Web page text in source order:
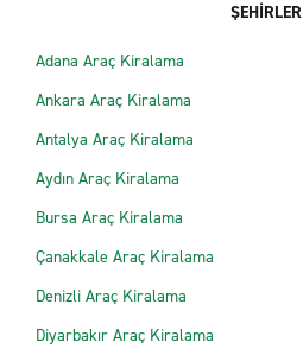
ŞEHİRLER
Adana Araç Kiralama
Ankara Araç Kiralama
Antalya Araç Kiralama
Aydın Araç Kiralama
Bursa Araç Kiralama
Çanakkale Araç Kiralama
Denizli Araç Kiralama
Diyarbakır Araç Kiralama